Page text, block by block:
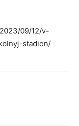
09/12/v-
stadion/